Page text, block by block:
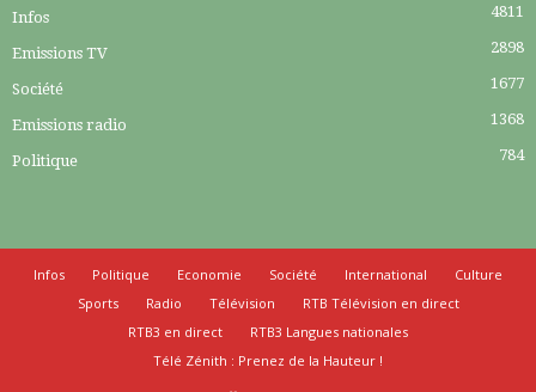
Infos 4811
Emissions TV 2898
Société 1677
Emissions radio 1368
Politique 784
Infos Politique Economie Société International
Culture
Sports
Radio Télévision
RTB Télévision en direct
RTB3 en direct
RTB3 Langues nationales
Télé Zénith : Prenez de la Hauteur !